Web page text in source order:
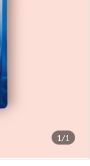
1/1